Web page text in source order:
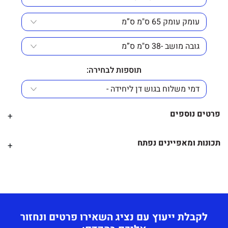
תוספות לבחירה:
פרטים נוספים
+
עומק מושב – 65 ס"מ.
תכונות ומאפיינים נפתח
+
הושקעה מחשבה רבה
עקב השילובים בין גב מעץ חזק ומושב מרופד בשילוב מתכת
וזאת לצורך נוחות
לקבלת ייעוץ עם נציג השאירו פרטים ונחזור